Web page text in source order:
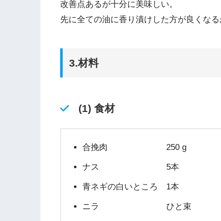
改善点あるが十分に美味しい。
先に全ての油に香り漬けした方が良くな
3.材料
(1) 食材
合挽肉 250 g
ナス 5本
青ネギの白いところ 1本
ニラ ひと束